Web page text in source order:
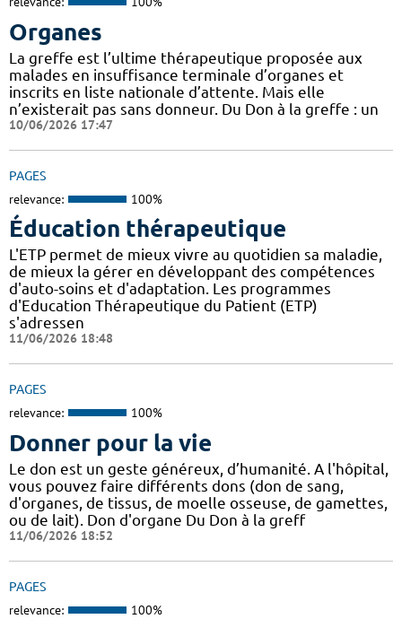
Organes
La greffe est l’ultime thérapeutique proposée aux
malades en insuffisance terminale d’organes et
inscrits en liste nationale d’attente. Mais elle
n’existerait pas sans donneur. Du Don à la greffe : un
10/06/2026 17:47
PAGES
relevance: 100%
Éducation thérapeutique
L'ETP permet de mieux vivre au quotidien sa maladie,
de mieux la gérer en développant des compétences
d'auto-soins et d'adaptation. Les programmes
d'Education Thérapeutique du Patient (ETP)
s'adressen
11/06/2026 18:48
PAGES
relevance: 100%
Donner pour la vie
Le don est un geste généreux, d’humanité. A l'hôpital,
vous pouvez faire différents dons (don de sang,
d'organes, de tissus, de moelle osseuse, de gamettes,
ou de lait). Don d'organe Du Don à la greff
11/06/2026 18:52
PAGES
relevance: 100%